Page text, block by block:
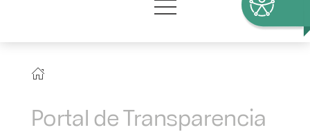
Portal de Transparencia